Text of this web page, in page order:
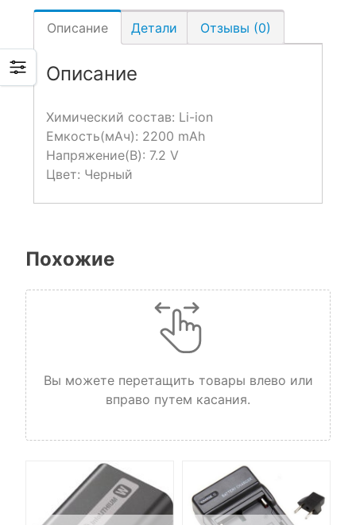
Описание Детали Отзывы (0)
Описание
Химический состав: Li-ion
Емкость(мАч): 2200 mAh
Напряжение(В): 7.2 V
Цвет: Черный
Похожие
Вы можете перетащить товары влево или
вправо путем касания.